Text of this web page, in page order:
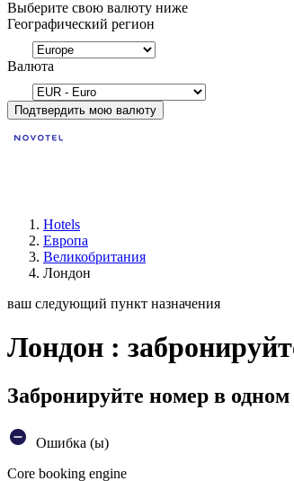
Выберите свою валюту ниже
Географический регион
Валюта
Подтвердить мою валюту
Hotels
Европа
Великобритания
Лондон
ваш следующий пункт назначения
Лондон :
Забронируйте номер в
Ошибка (ы)
Core booking engine